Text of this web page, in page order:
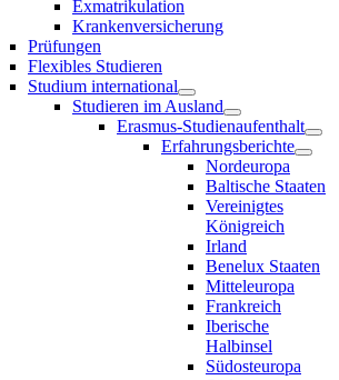
Exmatrikulation
Krankenversicherung
Prüfungen
Flexibles Studieren
Studium international
Studieren im Ausland
Erasmus-Studienaufenthalt
Erfahrungsberichte
Nordeuropa
Baltische Staaten
Vereinigtes
Königreich
Irland
Benelux Staaten
Mitteleuropa
Frankreich
Iberische
Halbinsel
Südosteuropa